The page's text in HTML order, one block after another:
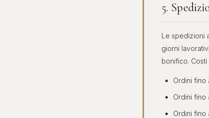
5.
Le spedizioni
giorni
bonifico.
Ordini fino
Ordini fino
Ordini fino